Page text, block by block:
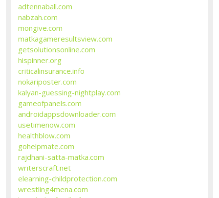
adtennaball.com
nabzah.com
mongive.com
matkagameresultsview.com
getsolutionsonline.com
hispinner.org
criticalinsurance.info
nokariposter.com
kalyan-guessing-nightplay.com
gameofpanels.com
androidappsdownloader.com
usetimenow.com
healthblow.com
gohelpmate.com
rajdhani-satta-matka.com
writerscraft.net
elearning-childprotection.com
wrestling4mena.com